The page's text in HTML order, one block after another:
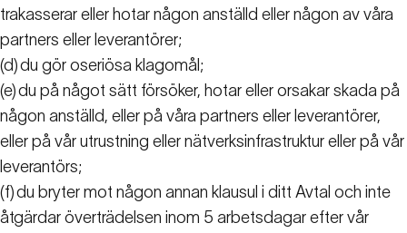
trakasserar eller hotar någon anställd eller någon av våra
partners eller leverantörer;
(d)du gör oseriösa klagomål;
(e)du på något sätt försöker, hotar eller orsakar skada på
någon anställd, eller på våra partners eller leverantörer,
eller på vår utrustning eller nätverksinfrastruktur eller på vår
leverantörs;
(f)du bryter mot någon annan klausul i ditt Avtal och inte
åtgärdar överträdelsen inom 5 arbetsdagar efter vår